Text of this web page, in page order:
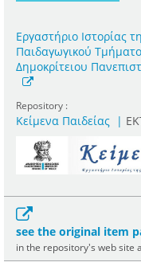
Εργαστήριο Ιστορίας
Παιδαγωγικού
Δημοκρίτειου
Repository :
Κείμενα Παιδείας |
see the original item
in the repository's web site